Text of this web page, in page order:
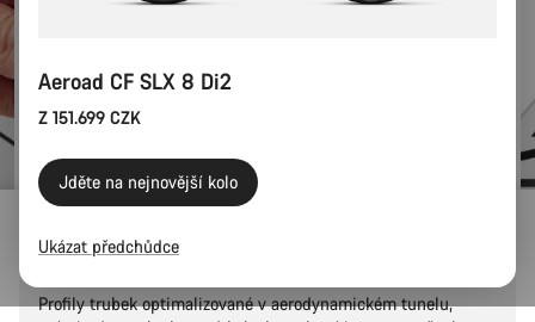
Aeroad CF SLX 8 Di2 Speed
Profily trubek optimalizované v aerodynamickém tunelu,
Aeroad CF SLX 8 Di2
Z 151.699 CZK
Jděte na nejnovější kolo
Ukázat předchůdce